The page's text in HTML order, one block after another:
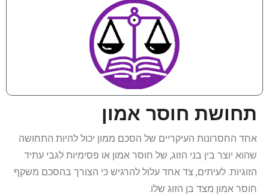
תחושת חוסר אמון
אחד החסרונות העיקריים של הסכם ממון יכול להיות התחושה
שהוא יוצר בין בני הזוג, של חוסר אמון או פסימיות לגבי עתיד
הזוגיות. לעיתים, צד אחד עלול להרגיש כי הצורך בהסכם משקף
חוסר אמון מצד בן הזוג שלו.